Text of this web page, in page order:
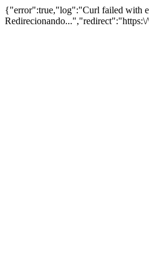
{"error":true,"log":"Curl failed with